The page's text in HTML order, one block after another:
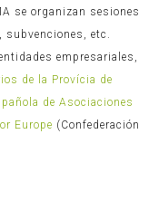
se organizan sesiones
subvenciones, etc.
empresariales,
de la Provícia de
de Asociaciones
Europe (Confederación